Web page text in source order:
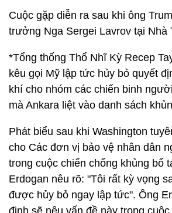
Cuộc gặp diễn ra sau khi ông
trưởng Nga Sergei Lavrov tại Nhà
*Tổng thống Thổ Nhĩ Kỳ Recep
kêu gọi Mỹ lập tức hủy bỏ quyết
khí cho nhóm các chiến binh
mà Ankara liệt vào danh sách
Phát biểu sau khi Washington
cho Các đơn vị bảo vệ nhân dân
trong cuộc chiến chống khủng bố
Erdogan nêu rõ: "Tôi rất kỳ vọng
được hủy bỏ ngay lập tức". Ông
định sẽ nêu vấn đề này trong